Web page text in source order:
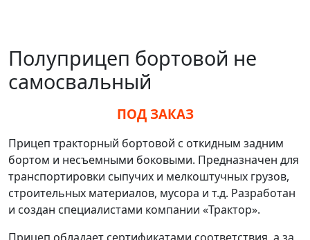
Полуприцеп бортовой не
самосвальный
ПОД ЗАКАЗ
Прицеп тракторный бортовой с откидным задним
бортом и несъемными боковыми. Предназначен для
транспортировки сыпучих и мелкоштучных грузов,
строительных материалов, мусора и т.д. Разработан
и создан специалистами компании «Трактор».